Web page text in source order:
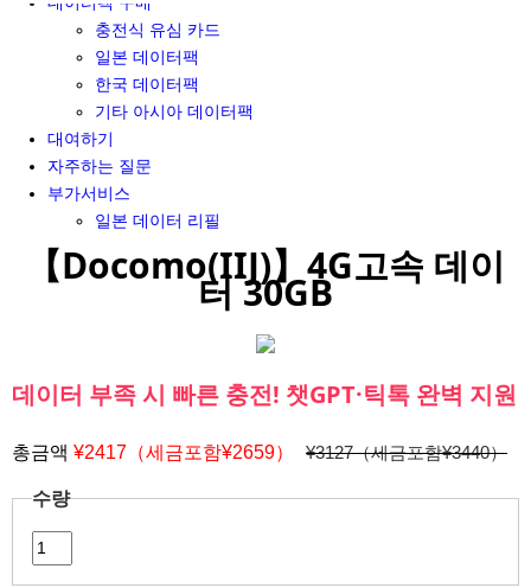
충전식 유심 카드
일본 데이터팩
한국 데이터팩
기타 아시아 데이터팩
대여하기
자주하는 질문
부가서비스
일본 데이터 리필
【Docomo(IIJ)】4G고속 데이
터 30GB
데이터 부족 시 빠른 충전! 챗GPT·틱톡 완벽 지원
총금액 ¥2417（세금포함¥2659） ¥3127（세금포함¥3440）
수량